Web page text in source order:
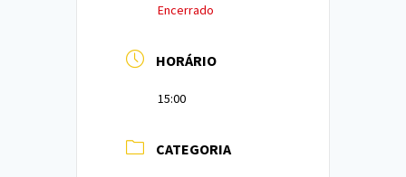
Encerrado
HORÁRIO
15:00
CATEGORIA